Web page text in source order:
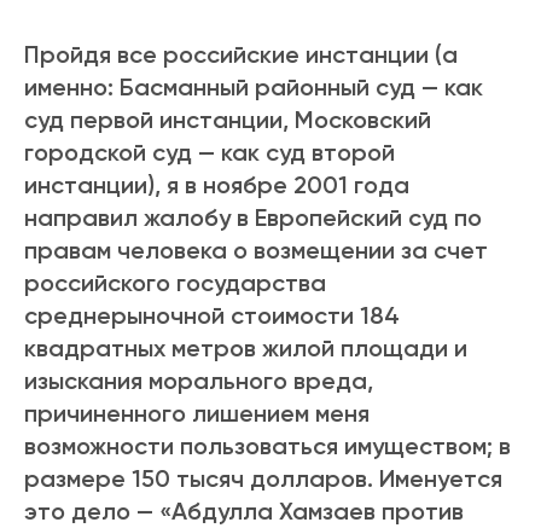
Пройдя все российские инстанции (а
именно: Басманный районный суд — как
суд первой инстанции, Московский
городской суд — как суд второй
инстанции), я в ноябре 2001 года
направил жалобу в Европейский суд по
правам человека о возмещении за счет
российского государства
среднерыночной стоимости 184
квадратных метров жилой площади и
изыскания морального вреда,
причиненного лишением меня
возможности пользоваться имуществом; в
размере 150 тысяч долларов. Именуется
это дело — «Абдулла Хамзаев против